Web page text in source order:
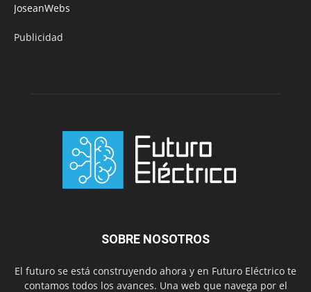
JoseanWebs
Publicidad
SOBRE NOSOTROS
El futuro se está construyendo ahora y en Futuro Eléctrico te
contamos todos los avances. Una web que navega por el